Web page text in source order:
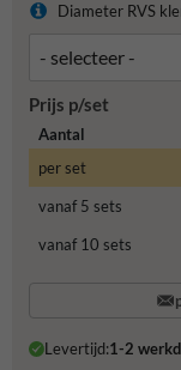
Diameter RVS
Prijs p/set
Aantal
per set
vanaf 5 sets
vanaf 10 sets
Levertijd:1-2